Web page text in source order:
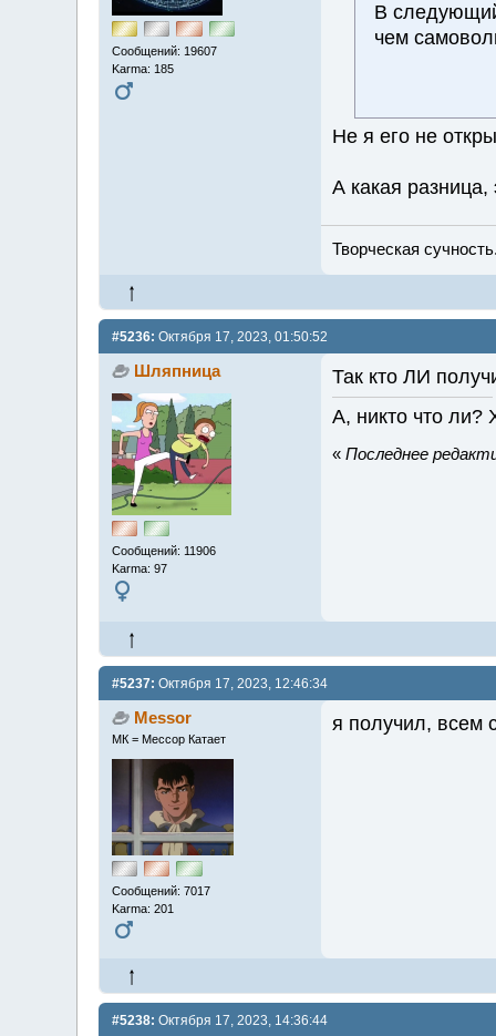
Сообщений: 19607
Karma: 185
В
чем
Не я его не
А какая разница,
Творческая
#5236: Октября 17, 2023, 01:50:52
Шляпница
Сообщений: 11906
Karma: 97
Так кто ЛИ
А, никто что ли?
« Последнее
#5237: Октября 17, 2023, 12:46:34
Messor
МК = Мессор Катает
Сообщений: 7017
Karma: 201
я получил, всем
#5238: Октября 17, 2023, 14:36:44